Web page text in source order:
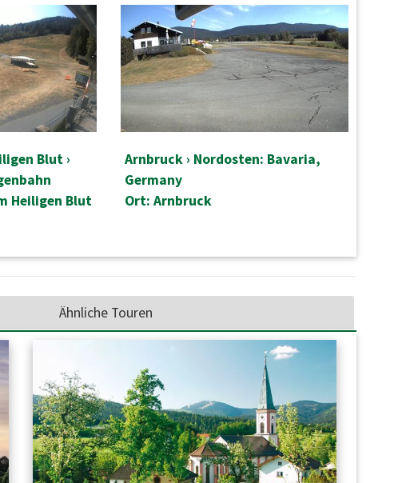
Blut ›
Heiligen Blut
Arnbruck › Nordosten: Bavaria,
Germany
Ort: Arnbruck
Ähnliche Touren